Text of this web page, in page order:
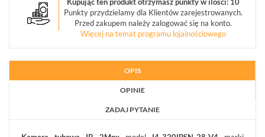
MEGAPIKSELOWE
(5)
(3)
DEKODERY
Punkty przydzielamy dla Klientów zarejestrowanych.
Przed zakupem należy zalogować się na konto.
Więcej na temat programu lojalnościowego
OPIS
OPINIE
ZADAJ PYTANIE